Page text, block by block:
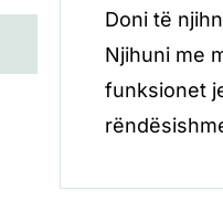
Doni të
Njihuni me
funksionet